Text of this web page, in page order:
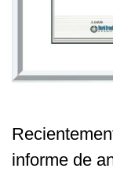
informe de